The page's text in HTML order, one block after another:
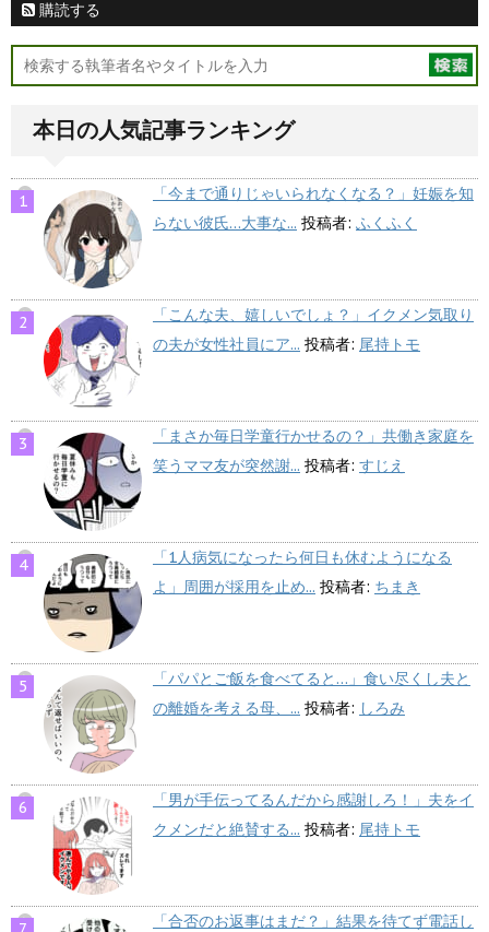
購読する
本日の人気記事ランキング
「今まで通りじゃいられなくなる？」妊娠を知
らない彼氏…大事な... 投稿者: ふくふく
「こんな夫、嬉しいでしょ？」イクメン気取り
の夫が女性社員にア... 投稿者: 尾持トモ
「まさか毎日学童行かせるの？」共働き家庭を
笑うママ友が突然謝... 投稿者: すじえ
「1人病気になったら何日も休むようになる
よ」周囲が採用を止め... 投稿者: ちまき
「パパとご飯を食べてると…」食い尽くし夫と
の離婚を考える母、... 投稿者: しろみ
「男が手伝ってるんだから感謝しろ！」夫をイ
クメンだと絶賛する... 投稿者: 尾持トモ
「合否のお返事はまだ？」結果を待てず電話し